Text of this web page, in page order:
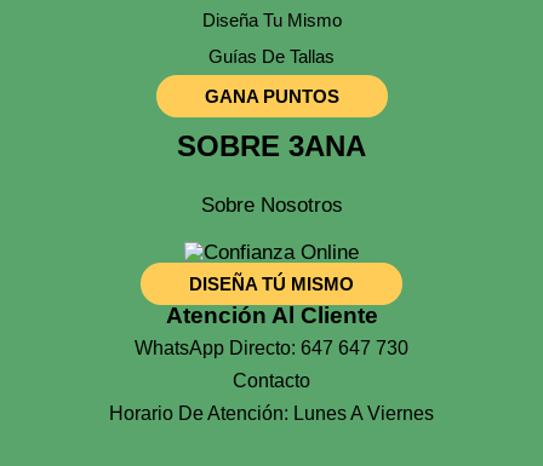
Diseña Tu Mismo
Guías De Tallas
GANA PUNTOS
SOBRE 3ANA
Sobre Nosotros
DISEÑA TÚ MISMO
Atención Al Cliente
WhatsApp Directo: 647 647 730
Contacto
Horario De Atención: Lunes A Viernes